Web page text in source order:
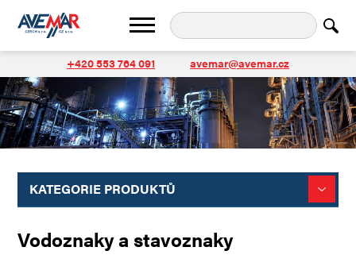
+420 553 764 091 avemar@avemar.cz
KATEGORIE PRODUKTŮ
Vodoznaky a stavoznaky